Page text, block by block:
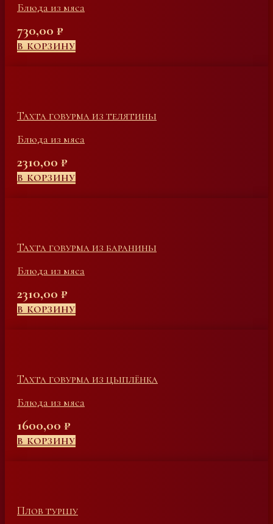
Блюда из мяса
730,00 ₽
В КОРЗИНУ
Тахта говурма из телятины
Блюда из мяса
2310,00 ₽
В КОРЗИНУ
Тахта говурма из баранины
Блюда из мяса
2310,00 ₽
В КОРЗИНУ
Тахта говурма из цыплёнка
Блюда из мяса
1600,00 ₽
В КОРЗИНУ
Плов туршу